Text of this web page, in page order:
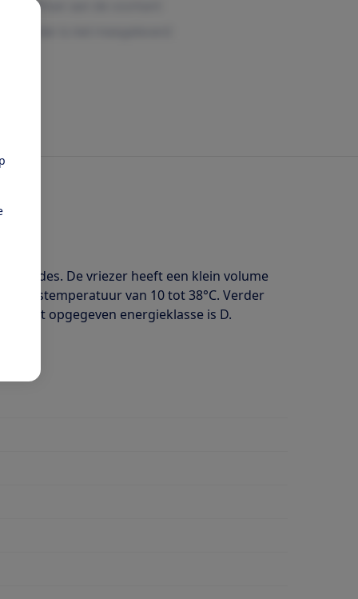
3 lades. De vriezer heeft een klein volume
van 10 tot 38°C. Verder
opgegeven energieklasse is D.